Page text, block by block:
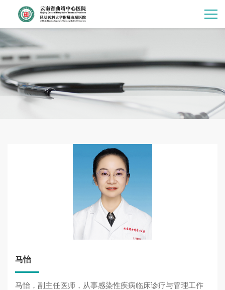
马怡
马怡，副主任医师，从事感染性疾病临床诊疗与管理工作